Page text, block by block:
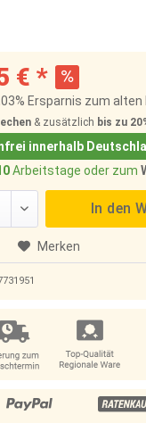
€ *
Ersparnis zum alten
& zusätzlich bis zu
innerhalb
Arbeitstage oder zum
In den
Merken